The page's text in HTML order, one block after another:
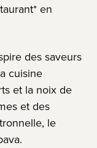
en
des saveurs
cuisine
et la noix de
et des
le